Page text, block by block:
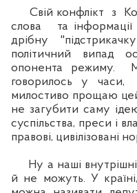
Свій конфлікт з
слова та
дрібну
політичний випад
опонента
говорилось у часи,
милостиво прощаю
не загубити саму
суспільства, преси і
правові, цивілізовані
Ну а наші
й не можуть. У